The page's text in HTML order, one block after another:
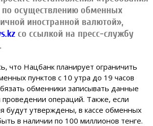
по осуществлению обменных
иностранной валютой»,
со ссылкой на пресс-службу
что Нацбанк планирует ограничить
пунктов с 10 утра до 19 часов
обменники записывать данные
проведении операций. Также, если
будут утверждены, в кассе обменных
в наличии по 100 миллионов тенге.